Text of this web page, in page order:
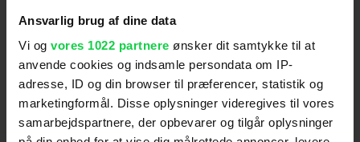
Ansvarlig brug af dine data
Vi og vores 1022 partnere ønsker dit samtykke til at
anvende cookies og indsamle persondata om IP-
adresse, ID og din browser til præferencer, statistik og
marketingformål. Disse oplysninger videregives til vores
samarbejdspartnere, der opbevarer og tilgår oplysninger
actionscene
Om en filmens store actionsscener fortæller han:
- Jeg var udmattet. Jeg har aldrig været så
smadret på andre actionoptagelser.